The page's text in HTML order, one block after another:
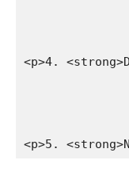
<p>4.
<p>5.